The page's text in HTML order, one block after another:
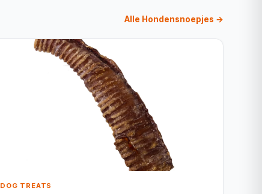
Alle Hondensnoepjes →
DOG TREATS